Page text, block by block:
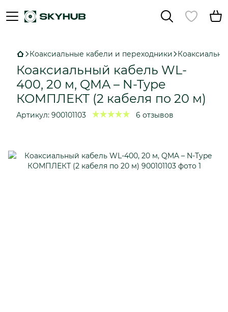
Коаксиальные кабели и переходники
Коаксиальный кабель WL-
400, 20 м, QMA – N-Type
КОМПЛЕКТ (2 кабеля по 20 м)
Артикул: 900101103 6 отзывов